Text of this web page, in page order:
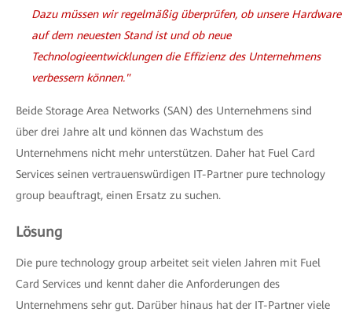
Dazu müssen wir regelmäßig überprüfen, ob unsere Hardware
auf dem neuesten Stand ist und ob neue
Technologieentwicklungen die Effizienz des Unternehmens
verbessern können."
Beide Storage Area Networks (SAN) des Unternehmens sind
über drei Jahre alt und können das Wachstum des
Unternehmens nicht mehr unterstützen. Daher hat Fuel Card
Services seinen vertrauenswürdigen IT-Partner pure technology
group beauftragt, einen Ersatz zu suchen.
Lösung
Die pure technology group arbeitet seit vielen Jahren mit Fuel
Card Services und kennt daher die Anforderungen des
Unternehmens sehr gut. Darüber hinaus hat der IT-Partner viele